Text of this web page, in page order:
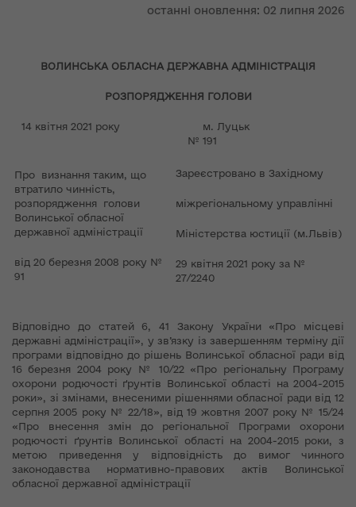
останні оновлення: 02 липня 2026
ВОЛИНСЬКА ОБЛАСНА ДЕРЖАВНА АДМІНІСТРАЦІЯ
РОЗПОРЯДЖЕННЯ ГОЛОВИ
14 квітня 2021 року м. Луцьк
№ 191
Про визнання таким, що
втратило чинність,
розпорядження голови
Волинської обласної
державної адміністрації
від 20 березня 2008 року №
91
Зареєстровано в Західному
міжрегіональному управлінні
Міністерства юстиції (м.Львів)
29 квітня 2021 року за №
27/2240
Відповідно до статей 6, 41 Закону України «Про місцеві
державні адміністрації», у зв’язку із завершенням терміну дії
програми відповідно до рішень Волинської обласної ради від
16 березня 2004 року № 10/22 «Про регіональну Програму
охорони родючості ґрунтів Волинської області на 2004-2015
роки», зі змінами, внесеними рішеннями обласної ради від 12
серпня 2005 року № 22/18», від 19 жовтня 2007 року № 15/24
«Про внесення змін до регіональної Програми охорони
родючості ґрунтів Волинської області на 2004-2015 роки, з
метою приведення у відповідність до вимог чинного
законодавства нормативно-правових актів Волинської
обласної державної адміністрації